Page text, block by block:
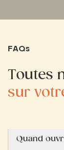
FAQs
Toutes
sur
Quand